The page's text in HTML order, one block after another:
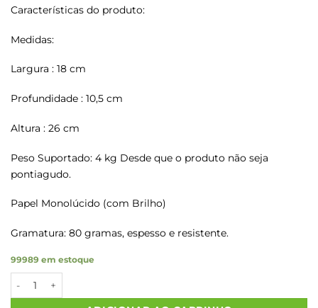
Características do produto:
Medidas:
Largura : 18 cm
Profundidade : 10,5 cm
Altura : 26 cm
Peso Suportado: 4 kg Desde que o produto não seja
pontiagudo.
Papel Monolúcido (com Brilho)
Gramatura: 80 gramas, espesso e resistente.
99989 em estoque
Sacos Papel Kraft COM CARINHO P/R P 18x10,5x27 100 Un.